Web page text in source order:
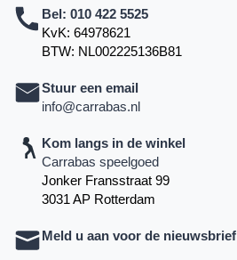
Bel: 010 422 5525
KvK: 64978621
BTW: NL002225136B81
Stuur een email
info@carrabas.nl
Kom langs in de winkel
Carrabas speelgoed
Jonker Fransstraat 99
3031 AP Rotterdam
Meld u aan voor de nieuwsbrief